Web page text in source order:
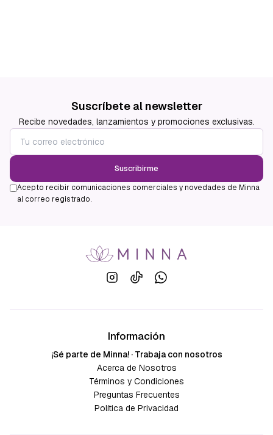
Suscríbete al newsletter
Recibe novedades, lanzamientos y promociones exclusivas.
Suscribirme
Acepto recibir comunicaciones comerciales y novedades de Minna
al correo registrado.
Información
¡Sé parte de Minna! · Trabaja con nosotros
Acerca de Nosotros
Términos y Condiciones
Preguntas Frecuentes
Política de Privacidad